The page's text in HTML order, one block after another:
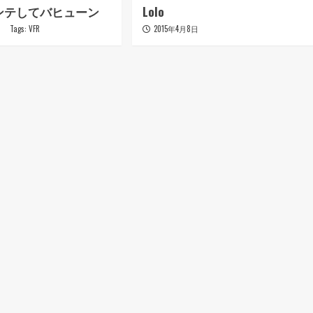
テしてバヒューン
Tags:VFR
Lolo
2015年4月8日